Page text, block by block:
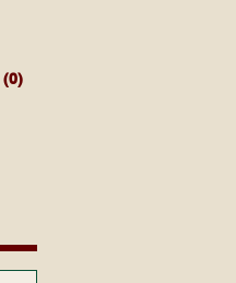
(0)